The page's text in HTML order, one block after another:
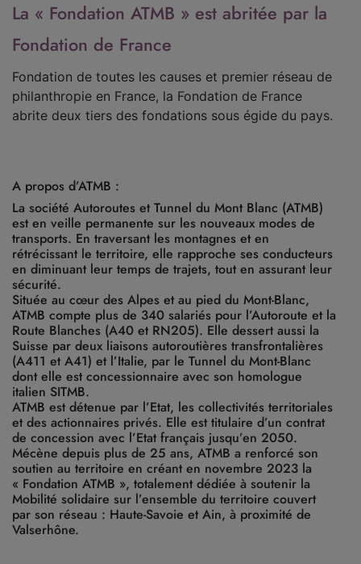
La « Fondation ATMB » est abritée par la
Fondation de France
Fondation de toutes les causes et premier réseau de
philanthropie en France, la Fondation de France
abrite deux tiers des fondations sous égide du pays.
A propos d’ATMB :
La société Autoroutes et Tunnel du Mont Blanc (ATMB)
est en veille permanente sur les nouveaux modes de
transports. En traversant les montagnes et en
rétrécissant le territoire, elle rapproche ses conducteurs
en diminuant leur temps de trajets, tout en assurant leur
sécurité.
Située au cœur des Alpes et au pied du Mont-Blanc,
ATMB compte plus de 340 salariés pour l’Autoroute et la
Route Blanches (A40 et RN205). Elle dessert aussi la
Suisse par deux liaisons autoroutières transfrontalières
(A411 et A41) et l’Italie, par le Tunnel du Mont-Blanc
dont elle est concessionnaire avec son homologue
italien SITMB.
ATMB est détenue par l’Etat, les collectivités territoriales
et des actionnaires privés. Elle est titulaire d’un contrat
de concession avec l’Etat français jusqu’en 2050.
Mécène depuis plus de 25 ans, ATMB a renforcé son
soutien au territoire en créant en novembre 2023 la
« Fondation ATMB », totalement dédiée à soutenir la
Mobilité solidaire sur l’ensemble du territoire couvert
par son réseau : Haute-Savoie et Ain, à proximité de
Valserhône.